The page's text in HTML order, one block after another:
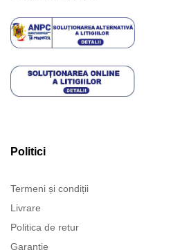
Politici
Termeni și condiții
Livrare
Politica de retur
Garanție